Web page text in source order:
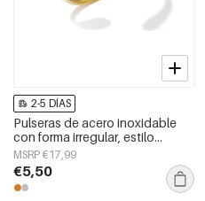
2-5 DÍAS
Pulseras de acero inoxidable
con forma irregular, estilo
sencillo para uso diario, serie
Simple. Joyería para mujer.
MSRP €17,99
€5,50